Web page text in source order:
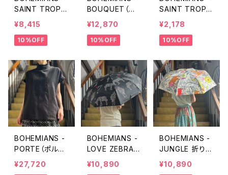
SAINT TROPE
Z（サントロペ）
スクイズバッグ
¥8,415
10%OFF
BOUQUET（ブ
ーケ）ロングトー
トバッグ
¥12,870
10%OFF
SAINT TROPE
Z (サントロペ)
ネックバンダナ
ストール
¥2,178
10%OFF
BOHEMIANS -
PORTE（ポルト）
フリルフレンチス
リーブシャツ
¥27,720
BOHEMIANS -
LOVE ZEBRA
折りたたみパラ
ソル（晴雨兼用
¥10,890
BOHEMIANS -
JUNGLE 折りた
たみパラソル（晴
雨兼用日傘）
¥10,890